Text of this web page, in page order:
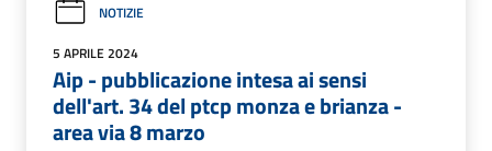
NOTIZIE
5 APRILE 2024
Aip - pubblicazione intesa ai sensi
dell'art. 34 del ptcp monza e brianza -
area via 8 marzo